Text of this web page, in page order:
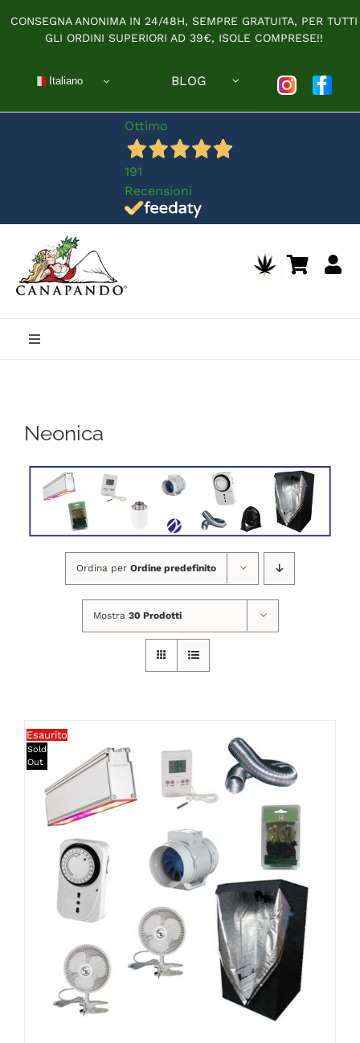
contenuto
CONSEGNA ANONIMA IN 24/48H, SEMPRE GRATUITA, PER TUTTI
GLI ORDINI SUPERIORI AD 39€, ISOLE COMPRESE!!
Italiano BLOG
Ottimo
191
Recensioni
Toggle
SHOP ONLINE
PUNTI VENDITA
DELIVERY ROMA
FIERE E COLLABORAZIONI
FAQ
Neonica
Ordina per Ordine predefinito
Mostra 30 Prodotti
Esaurito
Sold
Out